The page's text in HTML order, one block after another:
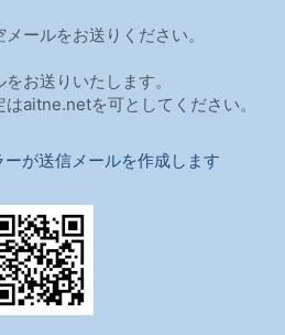
メールをお送りください。
お送りいたします。
aitne.netを可としてください。
が送信メールを作成します